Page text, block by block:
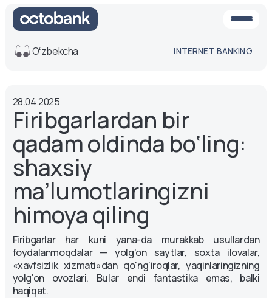
O'rta
versiya
Oq-qora
versiya
Ovoz
Matn o'lchami
Aa -
Aa +
Oʻzbekcha INTERNET BANKING
28.04.2025
Firibgarlardan bir
qadam oldinda bo‘ling:
shaxsiy
ma’lumotlaringizni
himoya qiling
Firibgarlar har kuni yana-da murakkab usullardan
foydalanmoqdalar — yolg'on saytlar, soxta ilovalar,
«xavfsizlik xizmati»dan qo'ng'iroqlar, yaqinlaringizning
yolg'on ovozlari. Bular endi fantastika emas, balki
haqiqat.